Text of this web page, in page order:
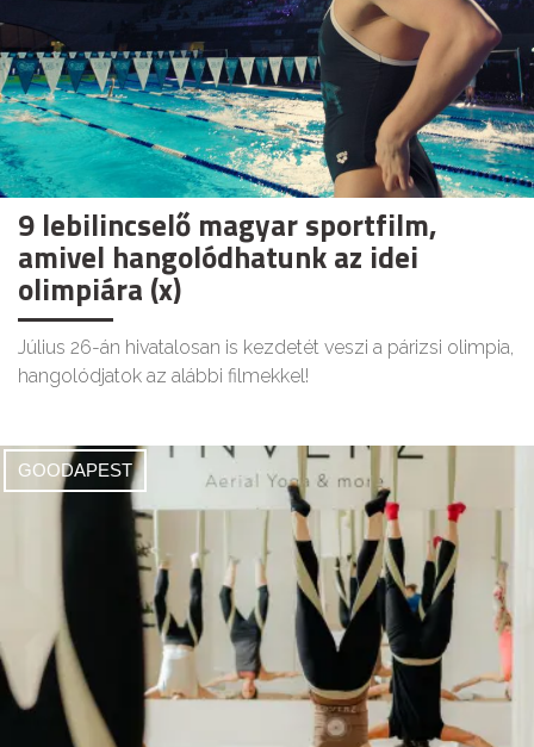
9 lebilincselő magyar sportfilm,
amivel hangolódhatunk az idei
olimpiára (x)
Július 26-án hivatalosan is kezdetét veszi a párizsi olimpia,
hangolódjatok az alábbi filmekkel!
GOODAPEST